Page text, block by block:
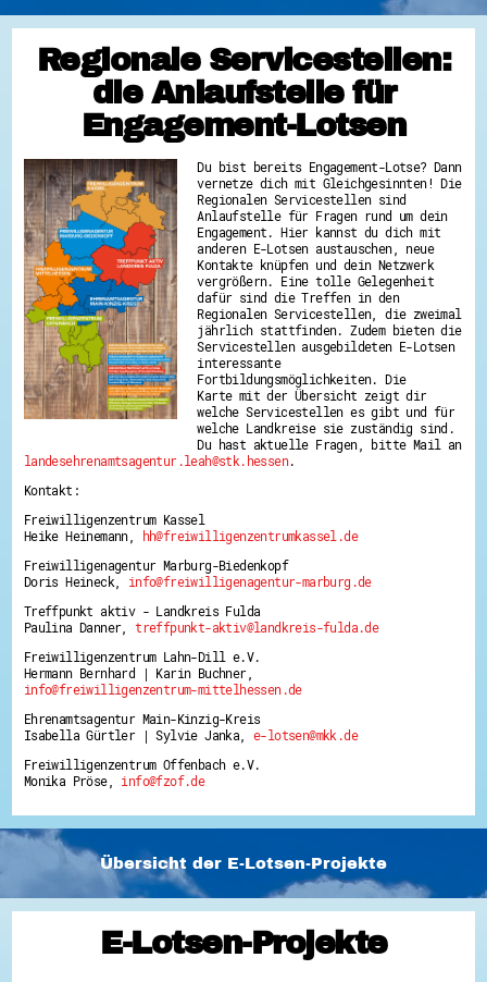
Regionale Servicestellen:
die Anlaufstelle für
Engagement-Lotsen
Du bist bereits Engagement-Lotse? Dann
vernetze dich mit Gleichgesinnten! Die
Regionalen Servicestellen sind
Anlaufstelle für Fragen rund um dein
Engagement. Hier kannst du dich mit
anderen E-Lotsen austauschen, neue
Kontakte knüpfen und dein Netzwerk
vergrößern. Eine tolle Gelegenheit
dafür sind die Treffen in den
Regionalen Servicestellen, die zweimal
jährlich stattfinden. Zudem bieten die
Servicestellen ausgebildeten E-Lotsen
interessante
Fortbildungsmöglichkeiten. Die
Karte mit der Übersicht zeigt dir
welche Servicestellen es gibt und für
welche Landkreise sie zuständig sind.
Du hast aktuelle Fragen, bitte Mail an
landesehrenamtsagentur.leah@stk.hessen.
Kontakt:
Freiwilligenzentrum Kassel
Heike Heinemann,
hh@freiwilligenzentrumkassel.de
Freiwilligenagentur Marburg-Biedenkopf
Doris Heineck, info@freiwilligenagentur-marburg.de
Treffpunkt aktiv - Landkreis Fulda
Paulina Danner,treffpunkt-aktiv@landkreis-fulda.de
Freiwilligenzentrum Lahn-Dill e.V.
Hermann Bernhard | Karin Buchner,
info@freiwilligenzentrum-mittelhessen.de
Ehrenamtsagentur Main-Kinzig-Kreis
Isabella Gürtler | Sylvie Janka,e-lotsen@mkk.de
Freiwilligenzentrum Offenbach e.V.
Monika Pröse, info@fzof.de
Übersicht der E-Lotsen-Projekte
E-Lotsen-Projekte